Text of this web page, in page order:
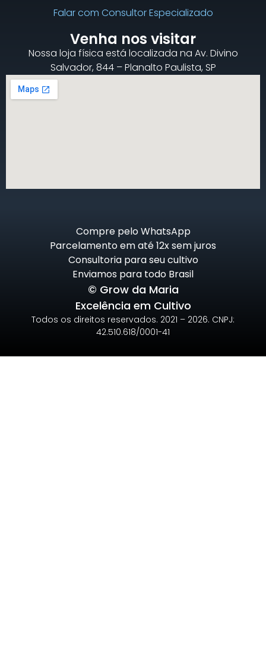
Falar com Consultor Especializado
Venha nos visitar
Nossa loja física está localizada na Av. Divino
Salvador, 844 – Planalto Paulista, SP
Compre pelo WhatsApp
Parcelamento em até 12x sem juros
Consultoria para seu cultivo
Enviamos para todo Brasil
© Grow da Maria
Excelência em Cultivo
Todos os direitos reservados. 2021 – 2026. CNPJ:
42.510.618/0001-41